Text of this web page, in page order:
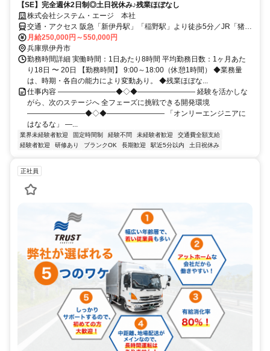
【SE】完全週休2日制◎土日祝休み♪残業ほぼなし
株式会社システム・エージ 本社
交通・アクセス 阪急「新伊丹駅」「稲野駅」より徒歩5分／JR「猪名
寺駅」より徒歩10分
月給250,000円～550,000円
兵庫県伊丹市
勤務時間詳細 実働時間：1日あたり8時間 平均勤務日数：1ヶ月あた
り18日 〜 20日 【勤務時間】 9:00～18:00（休憩1時間） ◆業務量
は、時期・各自の能力により変動あり。 ◆残業ほぼな...
仕事内容 ――――――――◆◇◆―――――――― 経験を活かしな
がら、次のステージへ 全フェーズに挑戦できる開発環境
――――――――◆◇◆―――――――― 「オンリーエンジニアに
はなるな」 ―...
業界未経験者歓迎 固定時間制 経験不問 未経験者歓迎
交通費全額支給
経験者歓迎
研修あり ブランクOK 長期歓迎 駅近5分以内 土日祝休み
正社員